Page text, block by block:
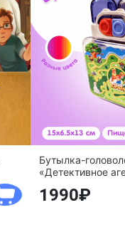
Бутылка-
«Детективное
1990